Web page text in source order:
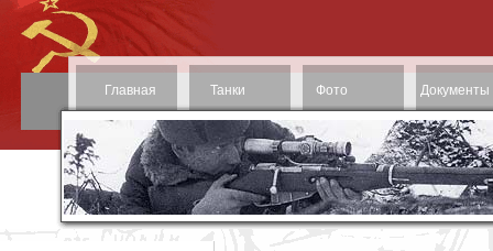
Главная Танки Фото Документы